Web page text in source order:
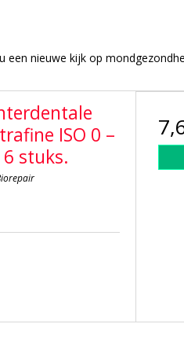
nieuwe kijk op
ISO 0 –
stuks.